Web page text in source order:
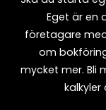
Eget är en
företagare
om
mycket mer. Bli
kalkyler